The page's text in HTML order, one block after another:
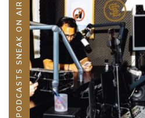
PODCASTS SNEAK ON AIR